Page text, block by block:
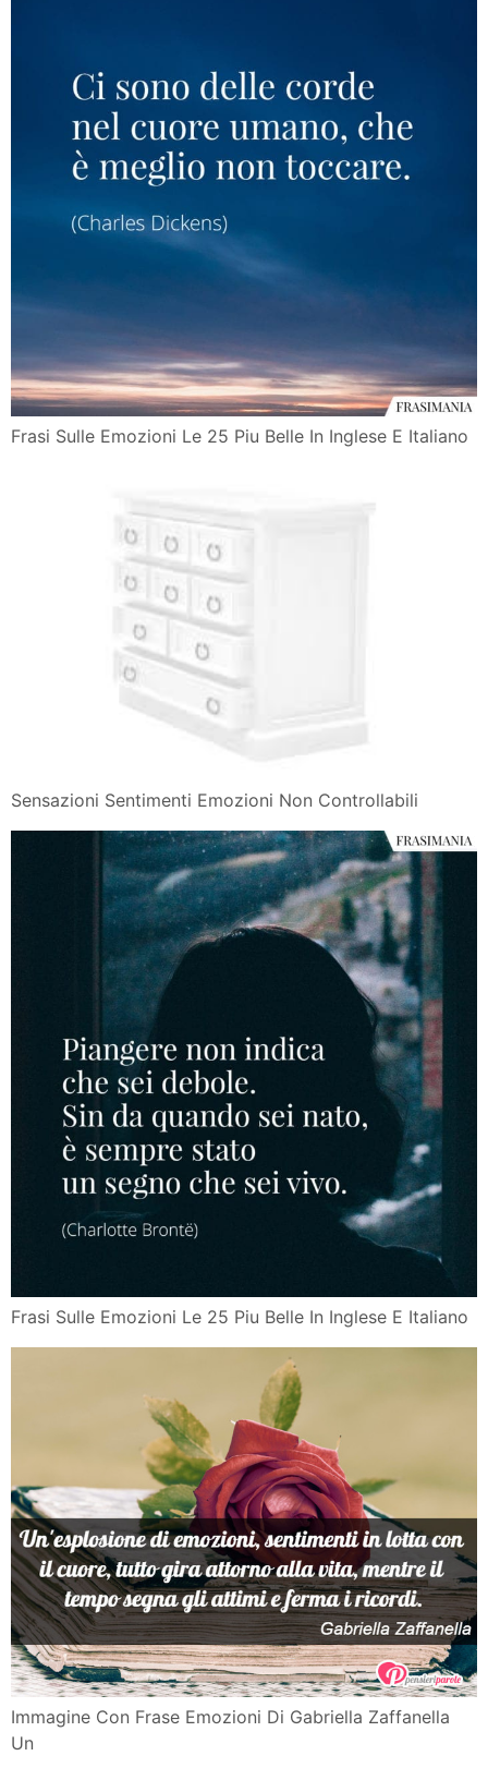
Frasi Sulle Emozioni Le 25 Piu Belle In Inglese E Italiano
Sensazioni Sentimenti Emozioni Non Controllabili
Frasi Sulle Emozioni Le 25 Piu Belle In Inglese E Italiano
Immagine Con Frase Emozioni Di Gabriella Zaffanella
Un